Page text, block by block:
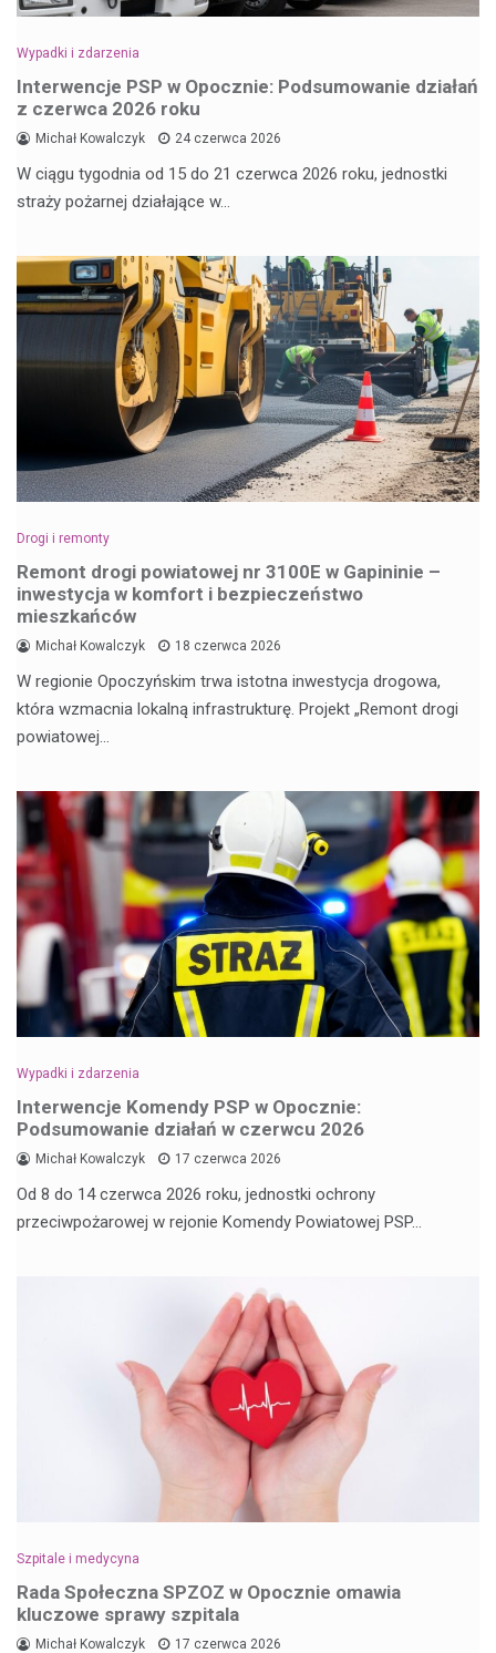
Wypadki i zdarzenia
Interwencje PSP w Opocznie: Podsumowanie działań
z czerwca 2026 roku
Michał Kowalczyk 24 czerwca 2026
W ciągu tygodnia od 15 do 21 czerwca 2026 roku, jednostki
straży pożarnej działające w…
Drogi i remonty
Remont drogi powiatowej nr 3100E w Gapininie –
inwestycja w komfort i bezpieczeństwo
mieszkańców
Michał Kowalczyk 18 czerwca 2026
W regionie Opoczyńskim trwa istotna inwestycja drogowa,
która wzmacnia lokalną infrastrukturę. Projekt „Remont drogi
powiatowej…
Wypadki i zdarzenia
Interwencje Komendy PSP w Opocznie:
Podsumowanie działań w czerwcu 2026
Michał Kowalczyk 17 czerwca 2026
Od 8 do 14 czerwca 2026 roku, jednostki ochrony
przeciwpożarowej w rejonie Komendy Powiatowej PSP…
Szpitale i medycyna
Rada Społeczna SPZOZ w Opocznie omawia
kluczowe sprawy szpitala
Michał Kowalczyk 17 czerwca 2026